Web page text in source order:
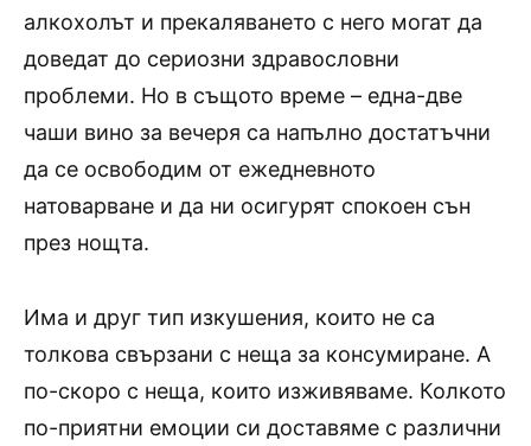
алкохолът и прекаляването с него могат да
доведат до сериозни здравословни
проблеми. Но в същото време – една-две
чаши вино за вечеря са напълно достатъчни
да се освободим от ежедневното
натоварване и да ни осигурят спокоен сън
през нощта.
Има и друг тип изкушения, които не са
толкова свързани с неща за консумиране. А
по-скоро с неща, които изживяваме. Колкото
по-приятни емоции си доставяме с различни